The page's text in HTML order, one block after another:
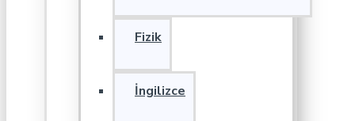
Fizik
İngilizce